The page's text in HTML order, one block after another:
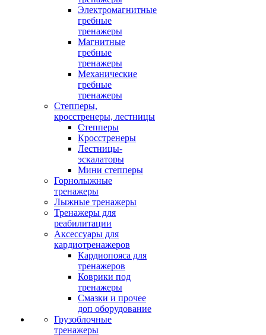
Электромагнитные
гребные
тренажеры
Магнитные
гребные
тренажеры
Механические
гребные
тренажеры
Степперы,
кросстренеры, лестницы
Степперы
Кросстренеры
Лестницы-
эскалаторы
Мини степперы
Горнолыжные
тренажеры
Лыжные тренажеры
Тренажеры для
реабилитации
Аксессуары для
кардиотренажеров
Кардиопояса для
тренажеров
Коврики под
тренажеры
Смазки и прочее
доп оборудование
Грузоблочные
тренажеры